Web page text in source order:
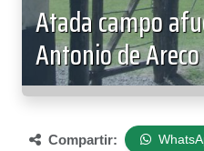
Atada campo
Antonio de Areco
Compartir: